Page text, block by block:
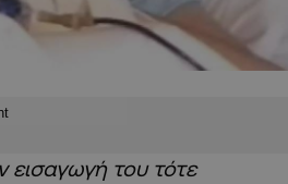
εισαγωγή του τότε